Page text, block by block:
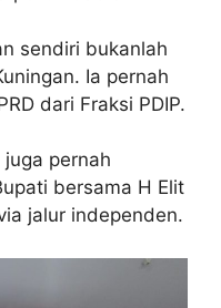
sendiri bukanlah
Ia pernah
dari Fraksi PDIP.
pernah
bersama H Elit
jalur independen.